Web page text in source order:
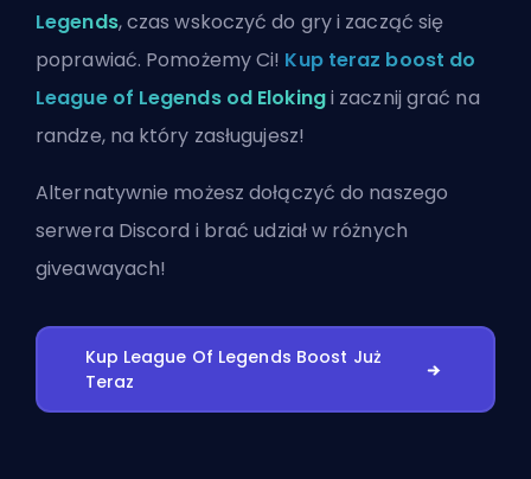
Legends, czas wskoczyć do gry i zacząć się
poprawiać. Pomożemy Ci! Kup teraz boost do
League of Legends od Elokingi zacznij grać na
randze, na który zasługujesz!
Alternatywnie możeszdołączyć do naszego
serwera Discord i brać udział w różnych
giveawayach!
Kup League Of Legends Boost Już
Teraz